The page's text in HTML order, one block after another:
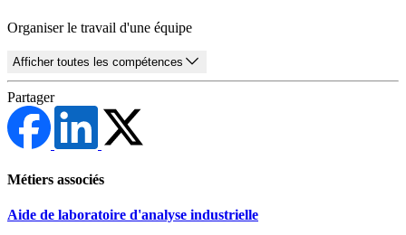
Organiser le travail d'une équipe
Afficher toutes les compétences
Partager
Métiers associés
Aide de laboratoire d'analyse industrielle